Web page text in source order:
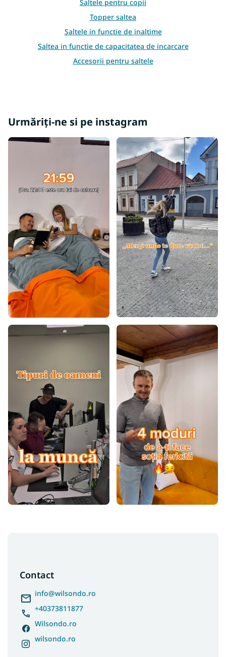
ă
r
i
l
o
Saltele pentru copii
Topper saltea
Saltele in functie de inaltime
Saltea in functie de capacitatea de incarcare
Accesorii pentru saltele
Urmăriți-ne si pe instagram
Contact
info@wilsondo.ro
+40373811877
Wilsondo.ro
wilsondo.ro